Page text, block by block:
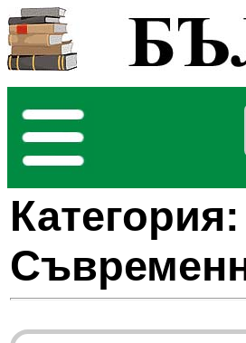
Категория: